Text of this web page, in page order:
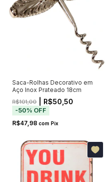
Saca-Rolhas Decorativo em
Aço Inox Prateado 18cm
R$101,00 | R$50,50
-50% OFF
R$47,98 com Pix